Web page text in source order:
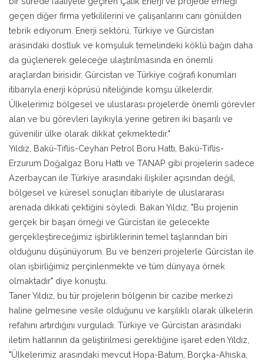
geçen diğer firma yetkililerini ve çalışanlarını canı gönülden
tebrik ediyorum. Enerji sektörü, Türkiye ve Gürcistan
arasındaki dostluk ve komşuluk temelindeki köklü bağın daha
da güçlenerek geleceğe ulaştırılmasında en önemli
araçlardan birisidir. Gürcistan ve Türkiye coğrafi konumları
itibarıyla enerji köprüsü niteliğinde komşu ülkelerdir.
Ülkelerimiz bölgesel ve uluslarası projelerde önemli görevler
alan ve bu görevleri layıkıyla yerine getiren iki başarılı ve
güvenilir ülke olarak dikkat çekmektedir."
Yıldız, Bakü-Tiflis-Ceyhan Petrol Boru Hattı, Bakü-Tiflis-
Erzurum Doğalgaz Boru Hattı ve TANAP gibi projelerin sadece
Azerbaycan ile Türkiye arasındaki ilişkiler açısından değil,
bölgesel ve küresel sonuçları itibariyle de uluslararası
arenada dikkati çektiğini söyledi. Bakan Yıldız, "Bu projenin
gerçek bir başarı örneği ve Gürcistan ile gelecekte
gerçekleştireceğimiz işbirliklerinin temel taşlarından biri
olduğunu düşünüyorum. Bu ve benzeri projelerle Gürcistan ile
olan işbirliğimiz perçinlenmekte ve tüm dünyaya örnek
olmaktadır" diye konuştu.
Taner Yıldız, bu tür projelerin bölgenin bir cazibe merkezi
haline gelmesine vesile olduğunu ve karşılıklı olarak ülkelerin
refahını artırdığını vurguladı. Türkiye ve Gürcistan arasındaki
iletim hatlarının da geliştirilmesi gerektiğine işaret eden Yıldız,
"Ülkelerimiz arasındaki mevcut Hopa-Batum, Borçka-Ahıska,